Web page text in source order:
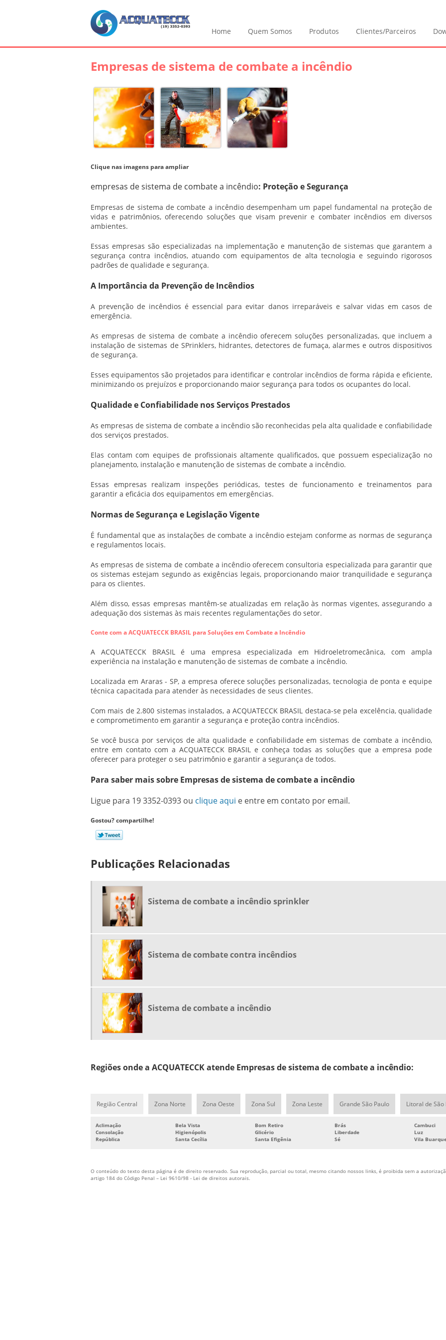
Home Quem Somos Produtos Clientes/Parceiros
Empresas de sistema de combate a incêndio
Clique nas imagens para ampliar
empresas de sistema de combate a incêndio: Proteção e Segurança
Empresas de sistema de combate a incêndiodesempenham um papel fundamental na proteção de
vidas e patrimônios, oferecendo soluções que visam prevenir e combater incêndios em diversos
ambientes.
Essas empresas são especializadas na implementação e manutenção de sistemas que garantem a
segurança contra incêndios, atuando com equipamentos de alta tecnologia e seguindo rigorosos
padrões de qualidade e segurança.
A Importância da Prevenção de Incêndios
A prevenção de incêndios é essencial para evitar danos irreparáveis e salvar vidas em casos de
emergência.
Asempresas de sistema de combate a incêndio oferecem soluções personalizadas, que incluem a
instalação de sistemas de SPrinklers, hidrantes, detectores de fumaça, alarmes e outros dispositivos
de segurança.
Esses equipamentos são projetados para identificar e controlar incêndios de forma rápida e eficiente,
minimizando os prejuízos e proporcionando maior segurança para todos os ocupantes do local.
Qualidade e Confiabilidade nos Serviços Prestados
As empresas de sistema de combate a incêndio são reconhecidas pela alta qualidade e confiabilidade
dos serviços prestados.
Elas contam com equipes de profissionais altamente qualificados, que possuem especialização no
planejamento, instalação e manutenção de sistemas de combate a incêndio.
Essas empresas realizam inspeções periódicas, testes de funcionamento e treinamentos para
garantir a eficácia dos equipamentos em emergências.
Normas de Segurança e Legislação Vigente
É fundamental que as instalações de combate a incêndio estejam conforme as normas de segurança
e regulamentos locais.
Asempresas de sistema de combate a incêndio oferecem consultoria especializada para garantir que
os sistemas estejam segundo as exigências legais, proporcionando maior tranquilidade e segurança
para os clientes.
Além disso, essas empresas mantêm-se atualizadas em relação às normas vigentes, assegurando a
adequação dos sistemas às mais recentes regulamentações do setor.
Conte com a ACQUATECCK BRASIL para Soluções em Combate a Incêndio
A ACQUATECCK BRASIL é uma empresa especializada em Hidroeletromecânica, com ampla
experiência na instalação e manutenção de sistemas de combate a incêndio.
Localizada em Araras - SP, a empresa oferece soluções personalizadas, tecnologia de ponta e equipe
técnica capacitada para atender às necessidades de seus clientes.
Com mais de 2.800 sistemas instalados, a ACQUATECCK BRASIL destaca-se pela excelência, qualidade
e comprometimento em garantir a segurança e proteção contra incêndios.
Se você busca por serviços de alta qualidade e confiabilidade em sistemas de combate a incêndio,
entre em contato com a ACQUATECCK BRASIL e conheça todas as soluções que a empresa pode
oferecer para proteger o seu patrimônio e garantir a segurança de todos.
Para saber mais sobre Empresas de sistema de combate a incêndio
Ligue para 19 3352-0393 ou clique aqui e entre em contato por email.
Gostou? compartilhe!
Publicações Relacionadas
Sistema de combate a incêndio sprinkler
Sistema de combate contra incêndios
Sistema de combate a incêndio
Regiões onde a ACQUATECCK atende Empresas de sistema de combate a incêndio:
Região Central Zona Norte Zona Oeste Zona Sul Zona Leste Grande São Paulo Litoral de São
Aclimação Bela Vista Bom Retiro Brás Cambuci
Consolação
Higienópolis Glicério Liberdade Luz
República
Santa Cecília Santa Efigênia Sé Vila
O conteúdo do texto desta página é de direito reservado. Sua reprodução, parcial ou total, mesmo citando nossos links, é proibida sem a
artigo 184 do Código Penal – Lei 9610/98 - Lei de direitos autorais.